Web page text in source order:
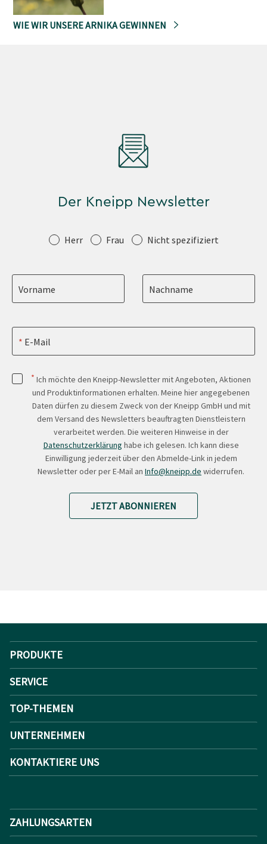
WIE WIR UNSERE ARNIKA GEWINNEN
Der Kneipp Newsletter
Anrede Herr Frau Nicht spezifiziert
Vorname Nachname
E-Mail
* Ich möchte den Kneipp-Newsletter mit Angeboten, Aktionen
und Produktinformationen erhalten. Meine hier angegebenen
Daten dürfen zu diesem Zweck von der Kneipp GmbH und mit
dem Versand des Newsletters beauftragten Dienstleistern
verarbeitet werden. Die weiteren Hinweise in der
Datenschutzerklärung habe ich gelesen. Ich kann diese
Einwilligung jederzeit über den Abmelde-Link in jedem
Newsletter oder per E-Mail an Info@kneipp.de widerrufen.
JETZT ABONNIEREN
PRODUKTE
SERVICE
TOP-THEMEN
UNTERNEHMEN
KONTAKTIERE UNS
ZAHLUNGSARTEN